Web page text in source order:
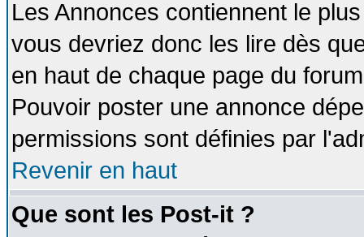
Les Annonces contiennent le
vous devriez donc les lire dès
en haut de chaque page du
Pouvoir poster une annonce
permissions sont définies par
Revenir en haut
Que sont les Post-it ?